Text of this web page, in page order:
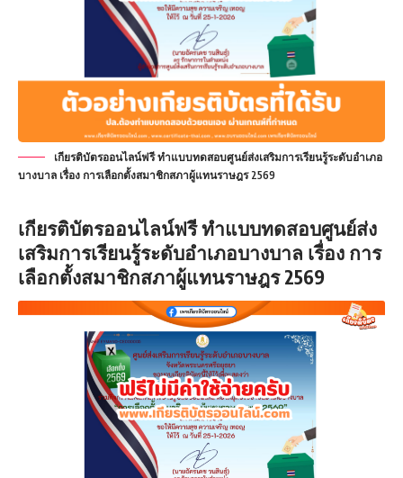
เกียรติบัตรออนไลน์ฟรี ทำแบบทดสอบศูนย์ส่งเสริมการเรียนรู้ระดับอำเภอ
บางบาล เรื่อง การเลือกตั้งสมาชิกสภาผู้แทนราษฎร 2569
เกียรติบัตรออนไลน์ฟรีทำแบบทดสอบศูนย์ส่ง
เสริมการเรียนรู้ระดับอำเภอบางบาล เรื่อง การ
เลือกตั้งสมาชิกสภาผู้แทนราษฎร 2569